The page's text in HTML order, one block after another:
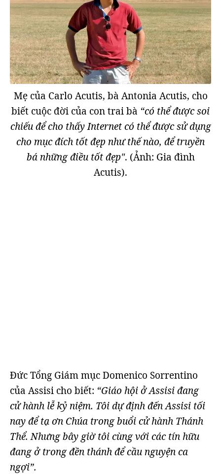
Mẹ của Carlo Acutis, bà Antonia Acutis, cho
biết cuộc đời của con trai bà “có thể được soi
chiếu để cho thấy Internet có thể được sử dụng
cho mục đích tốt đẹp như thế nào, để truyền
bá những điều tốt đẹp". (Ảnh: Gia đình
Acutis).
Đức Tổng Giám mục Domenico Sorrentino
của Assisi cho biết: “Giáo hội ở Assisi đang
cử hành lễ kỷ niệm. Tôi dự định đến Assisi tối
nay để tạ ơn Chúa trong buổi cử hành Thánh
Thể. Nhưng bây giờ tôi cùng với các tín hữu
đang ở trong đền thánh để cầu nguyện ca
ngợi”.